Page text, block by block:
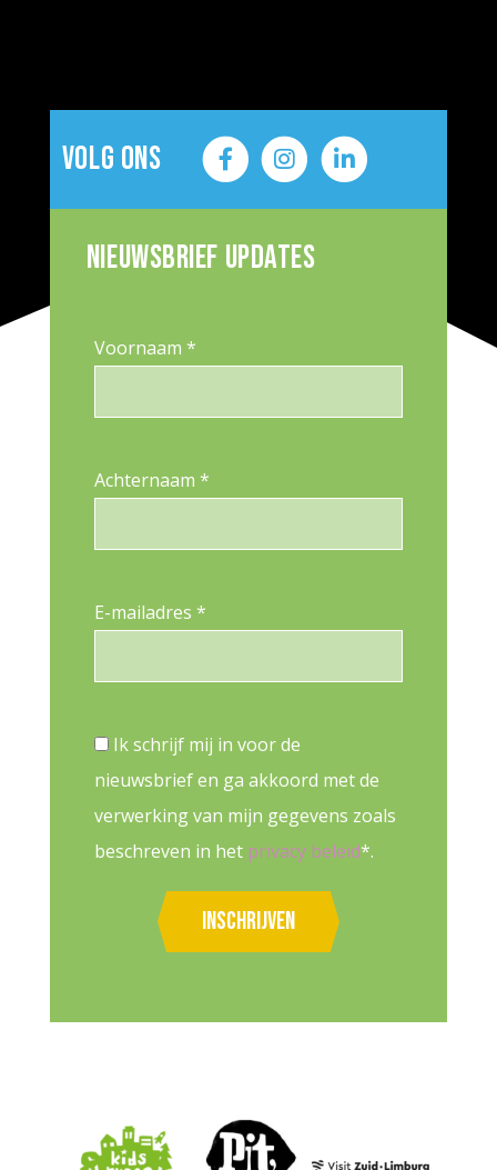
Nieuwsbrief updates
Volg ons
Voornaam *
Achternaam *
E-mailadres *
Ik schrijf mij in voor de
nieuwsbrief en ga akkoord met de
verwerking van mijn gegevens zoals
beschreven in het privacy beleid*.
Inschrijven